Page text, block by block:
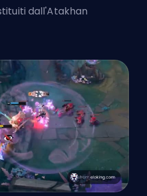
dall'Atakhan